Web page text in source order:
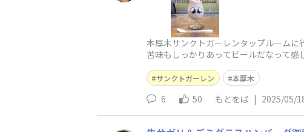
本厚木サンクトガーレンタップルームに
苦味もしっかりあってビールだなって
サンクトガーレン 本厚木
6 50 もとをば | 2025/05/